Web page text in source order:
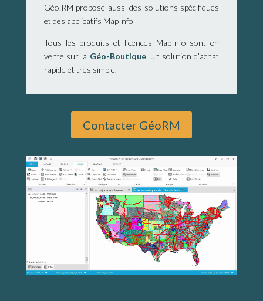
Géo.RM propose aussi des solutions spécifiques
et des applicatifs MapInfo
Tous les produits et licences MapInfo sont en
vente sur la Géo-Boutique, un solution d’achat
rapide et très simple.
Contacter GéoRM